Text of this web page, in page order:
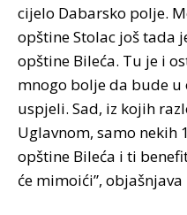
cijelo Dabarsko polje.
opštine Stolac još tada
opštine Bileća. Tu je i
mnogo bolje da bude
uspjeli. Sad, iz kojih
Uglavnom, samo
opštine Bileća i ti
će mimoići”, objašnjava